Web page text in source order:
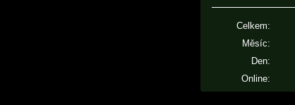
Online:
Celkem:
Měsíc:
Den: